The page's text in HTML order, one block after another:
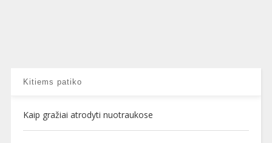
Kitiems patiko
Kaip gražiai atrodyti nuotraukose